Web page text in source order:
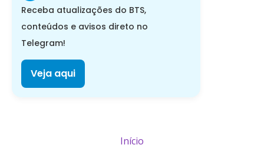
Receba atualizações do BTS,
conteúdos e avisos direto no
Telegram!
Veja aqui
Início